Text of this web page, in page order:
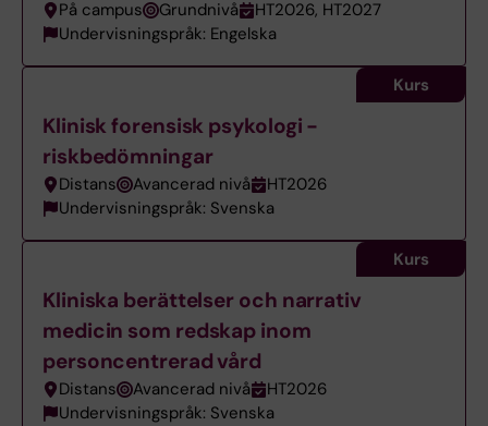
På campus Grundnivå
HT2026, HT2027
Undervisningspråk: Engelska
Klinisk forensisk psykologi -
riskbedömningar
Distans Avancerad nivå
HT2026
Undervisningspråk: Svenska
Kurs
Kliniska berättelser och narrativ
medicin som redskap inom
personcentrerad vård
Distans Avancerad nivå
HT2026
Undervisningspråk: Svenska
Kurs